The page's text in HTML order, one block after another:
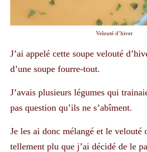
Velouté d’hiver
J’ai appelé cette soupe velouté
d’une soupe fourre-tout.
J’avais plusieurs légumes qui
pas question qu’ils ne s’abîment.
Je les ai donc mélangé et le velouté
tellement plu que j’ai décidé de le